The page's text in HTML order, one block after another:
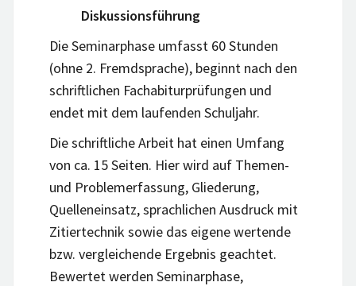
Diskussionsführung
Die Seminarphase umfasst 60 Stunden
(ohne 2. Fremdsprache), beginnt nach den
schriftlichen Fachabiturprüfungen und
endet mit dem laufenden Schuljahr.
Die schriftliche Arbeit hat einen Umfang
von ca. 15 Seiten. Hier wird auf Themen-
und Problemerfassung, Gliederung,
Quelleneinsatz, sprachlichen Ausdruck mit
Zitiertechnik sowie das eigene wertende
bzw. vergleichende Ergebnis geachtet.
Bewertet werden Seminarphase,